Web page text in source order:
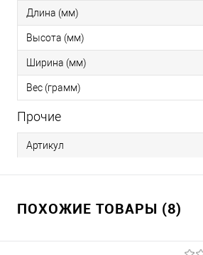
Длина (мм)
Высота (мм)
Ширина (мм)
Вес (грамм)
Прочие
Артикул
ПОХОЖИЕ ТОВАРЫ (8)